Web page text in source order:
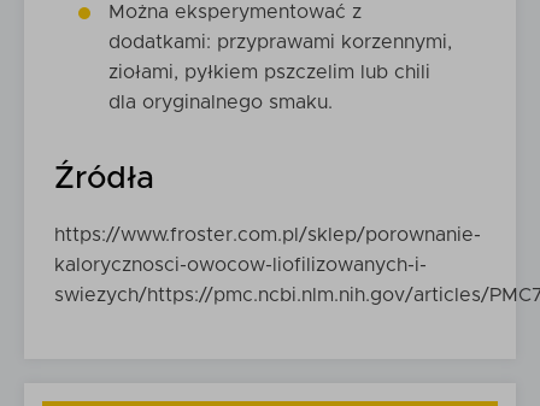
Można eksperymentować z
dodatkami: przyprawami korzennymi,
ziołami, pyłkiem pszczelim lub chili
dla oryginalnego smaku.
Źródła
https://www.froster.com.pl/sklep/porownanie-
kalorycznosci-owocow-liofilizowanych-i-
swiezych/https://pmc.ncbi.nlm.nih.gov/articles/